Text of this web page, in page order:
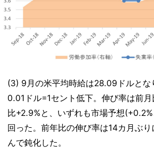
(3) 9月の米平均時給は28.09ドルとな
0.01ドル=1セント低下。伸び率は前
比+2.9%と、いずれも市場予想
回った。前年比の伸び率は14カ月ぶ
んで鈍化した。